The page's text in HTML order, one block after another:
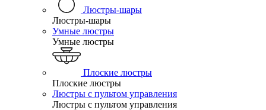
Люстры-шары
Люстры-шары
Умные люстры
Умные люстры
Плоские люстры
Плоские люстры
Люстры с пультом управления
Люстры с пультом управления